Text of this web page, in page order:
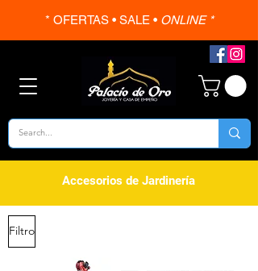
* OFERTAS • SALE •ONLINE *
Accesorios de Jardinería
Filtro